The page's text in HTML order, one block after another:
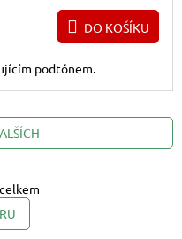
DO KOŠÍKU
podtónem.
prvky